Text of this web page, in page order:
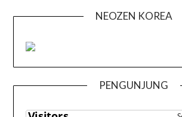
NEOZEN KOREA
PENGUNJUNG